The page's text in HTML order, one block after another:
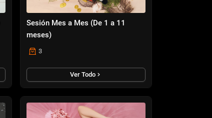
Sesión Mes a Mes (De 1 a 11
meses)
3
Ver Todo